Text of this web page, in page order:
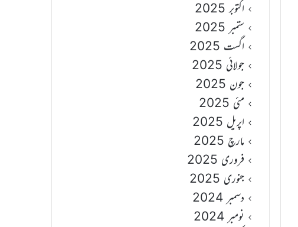
اکتوبر 2025
ستمبر 2025
اگست 2025
جولائی 2025
جون 2025
مئی 2025
اپریل 2025
مارچ 2025
فروری 2025
جنوری 2025
دسمبر 2024
نومبر 2024